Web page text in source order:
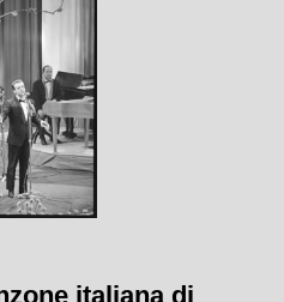
italiana di